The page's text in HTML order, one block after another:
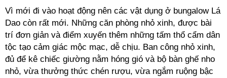
Vì mới đi vào hoạt động nên các vật dụng ở bungalow Lá
Dao còn rất mới. Những căn phòng nhỏ xinh, được bài
trí đơn giản và điểm xuyến thêm những tấm thổ cẩm dân
tộc tạo cảm giác mộc mạc, dễ chịu. Ban công nhỏ xinh,
đủ để kê chiếc giường nằm hóng gió và bộ bàn ghế nho
nhỏ, vừa thưởng thức chén rượu, vừa ngắm ruộng bậc